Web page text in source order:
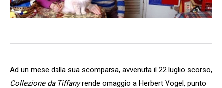
Ad un mese dalla sua scomparsa, avvenuta il 22 luglio scorso,
Collezione da Tiffanyrende omaggio a Herbert Vogel, punto